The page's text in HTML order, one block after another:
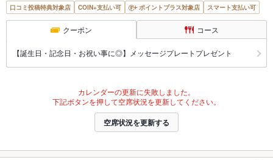
口コミ投稿特典対象店 COIN+支払い可 ポイントプラス対象店 スマート支払い可
クーポン コース
【誕生日・記念日・お祝い事に◎】メッセージプレートプレゼント
カレンダーの更新に失敗しました。
下記ボタンを押して空席状況を更新してください。
空席状況を更新する